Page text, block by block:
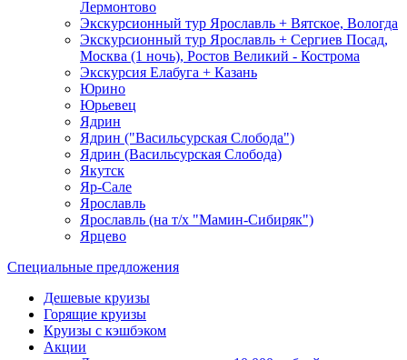
Лермонтово
Экскурсионный тур Ярославль + Вятское, Вологда
Экскурсионный тур Ярославль + Сергиев Посад,
Москва (1 ночь), Ростов Великий - Кострома
Экскурсия Елабуга + Казань
Юрино
Юрьевец
Ядрин
Ядрин ("Васильсурская Слобода")
Ядрин (Васильсурская Слобода)
Якутск
Яр-Сале
Ярославль
Ярославль (на т/х "Мамин-Сибиряк")
Ярцево
Специальные предложения
Дешевые круизы
Горящие круизы
Круизы с кэшбэком
Акции